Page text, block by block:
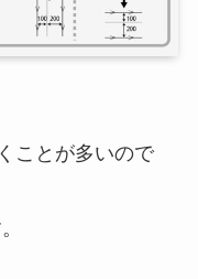
ことが多いので